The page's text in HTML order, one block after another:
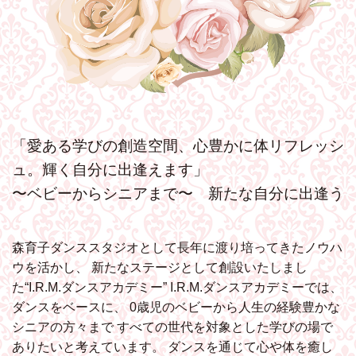
「愛ある学びの創造空間、心豊かに体リフレッシ
ュ。輝く自分に出逢えます」
〜ベビーからシニアまで〜 新たな自分に出逢う
森育子ダンススタジオとして長年に渡り培ってきたノウハ
ウを活かし、 新たなステージとして創設いたしまし
た“I.R.M.ダンスアカデミー”I.R.M.ダンスアカデミーでは、
ダンスをベースに、0歳児のベビーから人生の経験豊かな
シニアの方々まですべての世代を対象とした学びの場で
ありたいと考えています。 ダンスを通じて心や体を癒し